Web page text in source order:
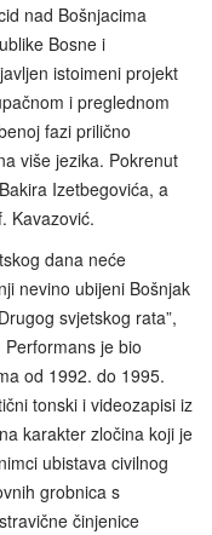
nad Bošnjacima
Bosne i
istoimeni projekt
i preglednom
fazi prilično
više jezika. Pokrenut
Izetbegovića, a
Kavazović.
dana neće
nevino ubijeni Bošnjak
svjetskog rata”,
Performans je bio
od 1992. do 1995.
tonski i videozapisi iz
karakter zločina koji je
ubistava civilnog
grobnica s
činjenice